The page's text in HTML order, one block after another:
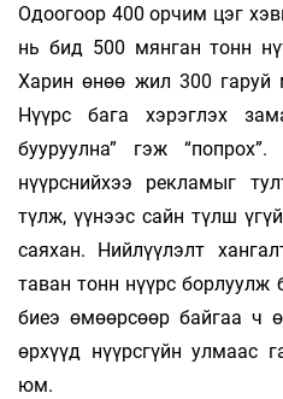
Одоогоор 400 орчим цэг
нь бид 500 мянган тонн
Харин өнөө жил 300 гаруй
Нүүрс бага хэрэглэх
бууруулна” гэж
нүүрснийхээ рекламыг
түлж, үүнээс сайн түлш
саяхан. Нийлүүлэлт
таван тонн нүүрс борлуулж
биеэ өмөөрсөөр байгаа ч
өрхүүд нүүрсгүйн улмаас
юм.